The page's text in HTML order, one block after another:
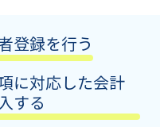
登録を行う
に対応した会計
する